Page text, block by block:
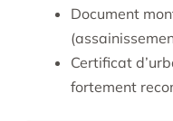
Document
Certificat
fortement